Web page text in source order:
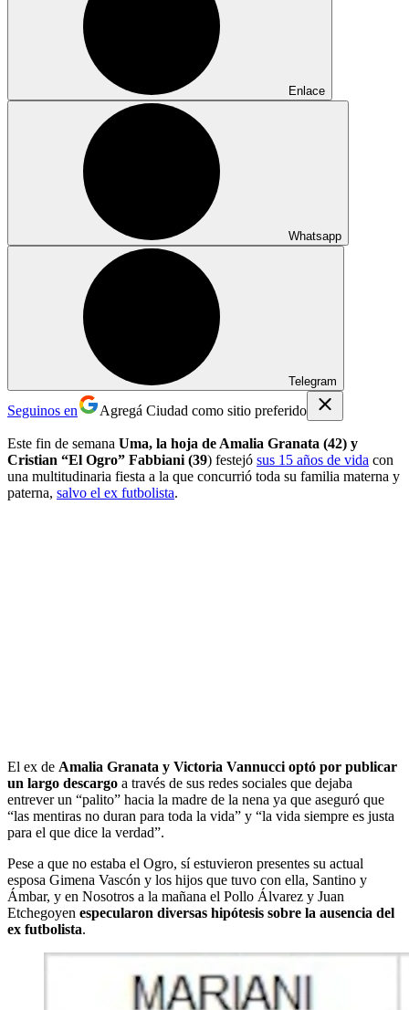
Enlace
Whatsapp
Telegram
Seguinos en Agregá Ciudad como sitio preferido
Este fin de semana Uma, la hoja de Amalia Granata (42) y
Cristian “El Ogro” Fabbiani (39) festejó sus 15 años de vida con
una multitudinaria fiesta a la que concurrió toda su familia materna y
paterna, salvo el ex futbolista.
El ex de Amalia Granata y Victoria Vannucci optó por publicar
un largo descargo a través de sus redes sociales que dejaba
entrever un “palito” hacia la madre de la nena ya que aseguró que
“las mentiras no duran para toda la vida” y “la vida siempre es justa
para el que dice la verdad”.
Pese a que no estaba el Ogro, sí estuvieron presentes su actual
esposa Gimena Vascón y los hijos que tuvo con ella, Santino y
Ámbar, y en Nosotros a la mañana el Pollo Álvarez y Juan
Etchegoyen especularon diversas hipótesis sobre la ausencia del
ex futbolista.